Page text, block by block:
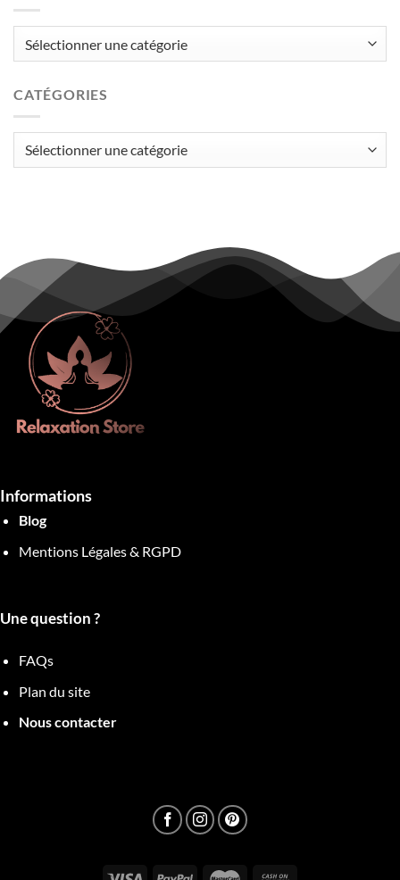
CATÉGORIES
Informations
Blog
Mentions Légales & RGPD
Une question ?
FAQs
Plan du site
Nous contacter